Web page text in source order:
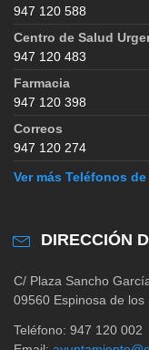
947 120 588
Centro de Salud
947 120 483
Farmacia
947 120 398
Correos
947 120 274
Ver más Teléfonos
DIRECCIÓN
C/ Plaza Sancho
09560 Espinosa de los
Teléfono: 947 120 002